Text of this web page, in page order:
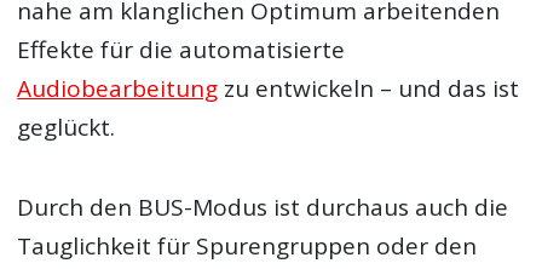
nahe am klanglichen Optimum arbeitenden
Effekte für die automatisierte
Audiobearbeitung zu entwickeln – und das ist
geglückt.
Durch den BUS-Modus ist durchaus auch die
Tauglichkeit für Spurengruppen oder den